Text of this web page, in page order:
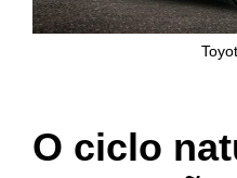
O ciclo